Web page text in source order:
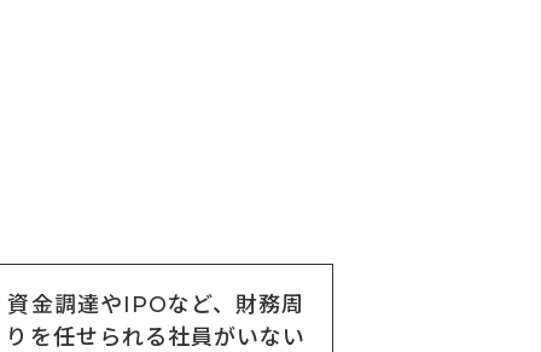
資金調達やIPOなど、財務周
りを任せられる社員がいない